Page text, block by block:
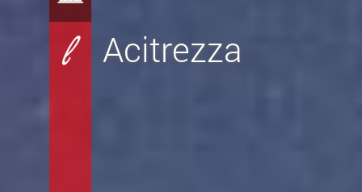
Acitrezza